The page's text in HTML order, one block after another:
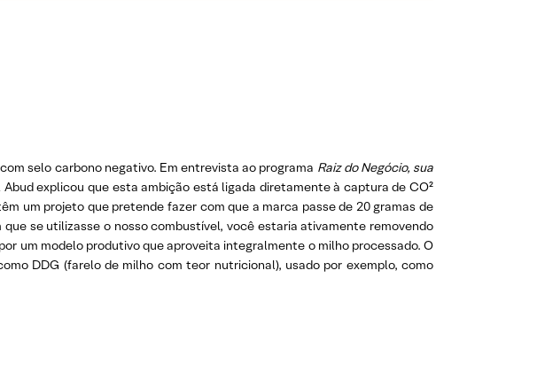
selo carbono negativo. Em entrevista ao programa Raiz do Negócio, sua
Abud explicou que esta ambição está ligada diretamente à captura de CO²
um projeto que pretende fazer com que a marca passe de 20 gramas de
se utilizasse o nosso combustível, você estaria ativamente removendo
um modelo produtivo que aproveita integralmente o milho processado. O
DDG (farelo de milho com teor nutricional), usado por exemplo, como